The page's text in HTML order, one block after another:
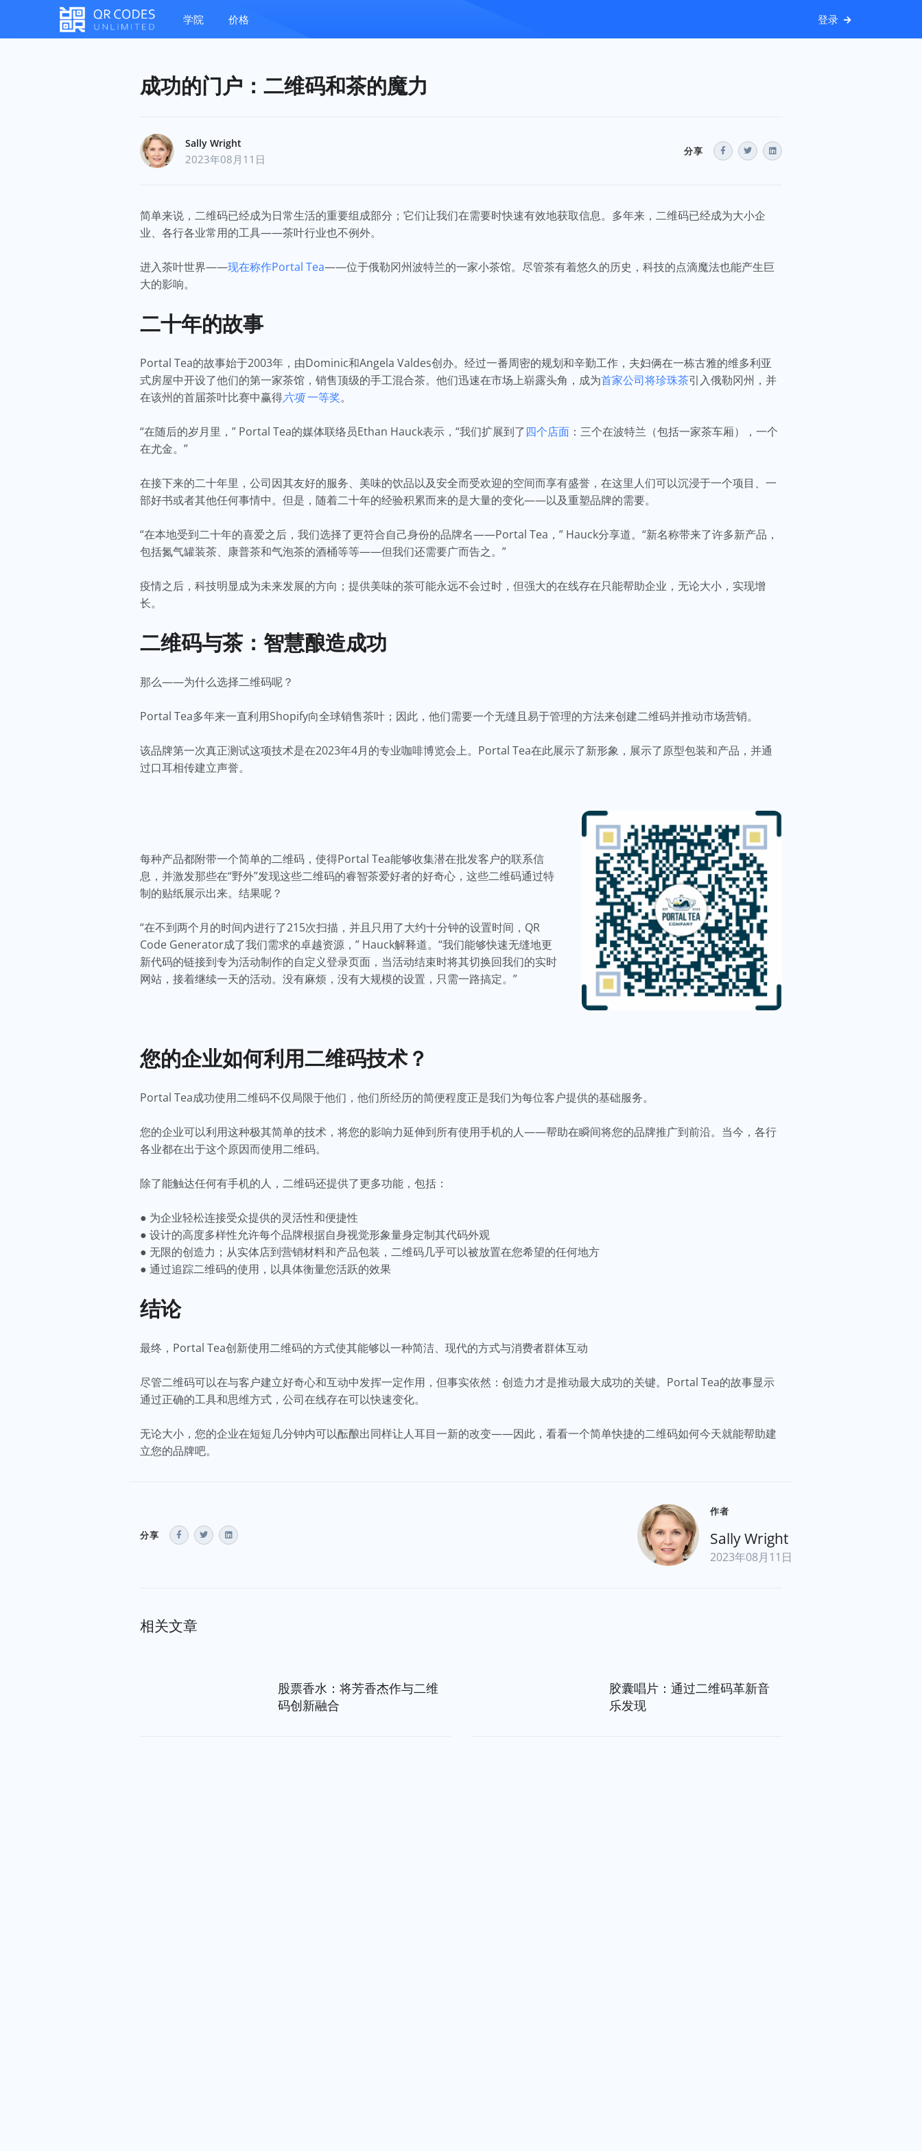
学院 价格 登录
成功的门户：二维码和茶的魔力
Sally Wright
2023年08月11日
分享
简单来说，二维码已经成为日常生活的重要组成部分；它们让我们在需要时快速有效地获取信息。多年来，二维码已经成为大小企
业、各行各业常用的工具——茶叶行业也不例外。
进入茶叶世界——现在称作Portal Tea——位于俄勒冈州波特兰的一家小茶馆。尽管茶有着悠久的历史，科技的点滴魔法也能产生巨
大的影响。
二十年的故事
Portal Tea的故事始于2003年，由Dominic和Angela Valdes创办。经过一番周密的规划和辛勤工作，夫妇俩在一栋古雅的维多利亚
式房屋中开设了他们的第一家茶馆，销售顶级的手工混合茶。他们迅速在市场上崭露头角，成为首家公司将珍珠茶引入俄勒冈州，并
在该州的首届茶叶比赛中赢得六项一等奖。
“在随后的岁月里，” Portal Tea的媒体联络员Ethan Hauck表示，“我们扩展到了四个店面 ：三个在波特兰（包括一家茶车厢），一个
在尤金。”
在接下来的二十年里，公司因其友好的服务、美味的饮品以及安全而受欢迎的空间而享有盛誉，在这里人们可以沉浸于一个项目、一
部好书或者其他任何事情中。但是，随着二十年的经验积累而来的是大量的变化——以及重塑品牌的需要。
“在本地受到二十年的喜爱之后，我们选择了更符合自己身份的品牌名——Portal Tea，” Hauck分享道。“新名称带来了许多新产品，
包括氮气罐装茶、康普茶和气泡茶的酒桶等等——但我们还需要广而告之。”
疫情之后，科技明显成为未来发展的方向；提供美味的茶可能永远不会过时，但强大的在线存在只能帮助企业，无论大小，实现增
长。
二维码与茶：智慧酿造成功
那么——为什么选择二维码呢？
Portal Tea多年来一直利用Shopify向全球销售茶叶；因此，他们需要一个无缝且易于管理的方法来创建二维码并推动市场营销。
该品牌第一次真正测试这项技术是在2023年4月的专业咖啡博览会上。Portal Tea在此展示了新形象，展示了原型包装和产品，并通
过口耳相传建立声誉。
每种产品都附带一个简单的二维码，使得Portal Tea能够收集潜在批发客户的联系信
息，并激发那些在“野外”发现这些二维码的睿智茶爱好者的好奇心，这些二维码通过特
制的贴纸展示出来。结果呢？
“在不到两个月的时间内进行了215次扫描，并且只用了大约十分钟的设置时间，QR
Code Generator成了我们需求的卓越资源，” Hauck解释道。“我们能够快速无缝地更
新代码的链接到专为活动制作的自定义登录页面，当活动结束时将其切换回我们的实时
网站，接着继续一天的活动。没有麻烦，没有大规模的设置，只需一路搞定。”
您的企业如何利用二维码技术？
Portal Tea成功使用二维码不仅局限于他们，他们所经历的简便程度正是我们为每位客户提供的基础服务。
您的企业可以利用这种极其简单的技术，将您的影响力延伸到所有使用手机的人——帮助在瞬间将您的品牌推广到前沿。当今，各行
各业都在出于这个原因而使用二维码。
除了能触达任何有手机的人，二维码还提供了更多功能，包括：
● 为企业轻松连接受众提供的灵活性和便捷性
● 设计的高度多样性允许每个品牌根据自身视觉形象量身定制其代码外观
● 无限的创造力；从实体店到营销材料和产品包装，二维码几乎可以被放置在您希望的任何地方
● 通过追踪二维码的使用，以具体衡量您活跃的效果
结论
最终，Portal Tea创新使用二维码的方式使其能够以一种简洁、现代的方式与消费者群体互动
尽管二维码可以在与客户建立好奇心和互动中发挥一定作用，但事实依然：创造力才是推动最大成功的关键。Portal Tea的故事显示
通过正确的工具和思维方式，公司在线存在可以快速变化。
无论大小，您的企业在短短几分钟内可以酝酿出同样让人耳目一新的改变——因此，看看一个简单快捷的二维码如何今天就能帮助建
立您的品牌吧。
分享
作者
Sally Wright
2023年08月11日
相关文章
股票香水：将芳香杰作与二维
码创新融合
胶囊唱片：通过二维码革新音
乐发现